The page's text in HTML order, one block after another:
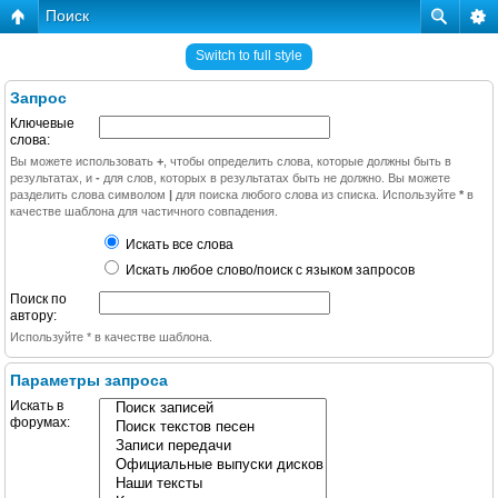
Поиск
Switch to full style
Запрос
Ключевые
слова:
Вы можете использовать + , чтобы определить слова, которые должны быть в
результатах, и - для слов, которых в результатах быть не должно. Вы можете
разделить слова символом | для поиска любого слова из списка. Используйте * в
качестве шаблона для частичного совпадения.
Искать все слова
Искать любое слово/поиск с языком запросов
Поиск по
автору:
Используйте * в качестве шаблона.
Параметры запроса
Искать в
форумах: